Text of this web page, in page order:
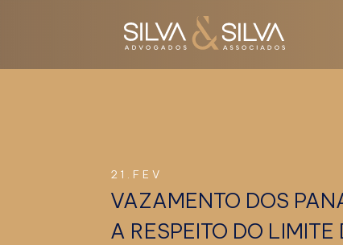
21.FEV
VAZAMENTO DOS
A RESPEITO DO